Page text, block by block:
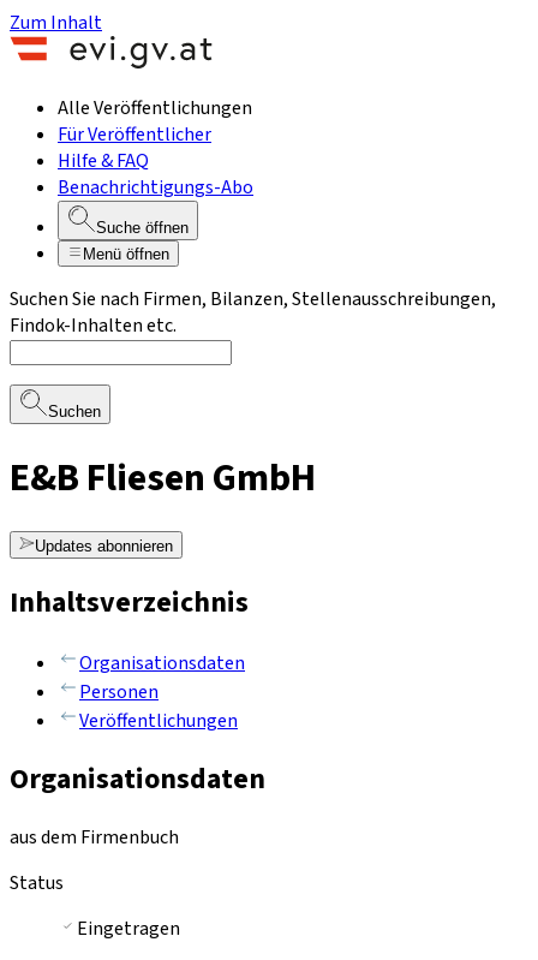
Zum Inhalt
Alle Veröffentlichungen
Für Veröffentlicher
Hilfe & FAQ
Benachrichtigungs-Abo
Suche öffnen
Menü öffnen
Suchen Sie nach Firmen, Bilanzen, Stellenausschreibungen,
Findok-Inhalten etc.
Suchen
E&B Fliesen GmbH
Updates abonnieren
Inhaltsverzeichnis
Organisationsdaten
Personen
Veröffentlichungen
Organisationsdaten
aus dem Firmenbuch
Status
Eingetragen